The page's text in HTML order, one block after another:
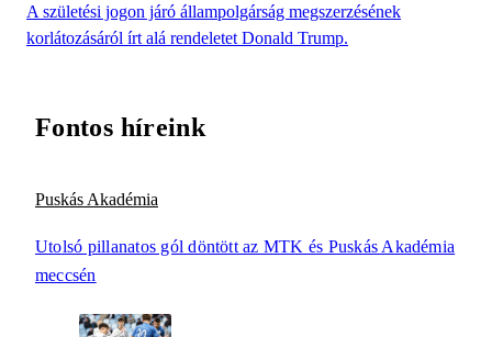
A születési jogon járó állampolgárság megszerzésének
korlátozásáról írt alá rendeletet Donald Trump.
Fontos híreink
Puskás Akadémia
Utolsó pillanatos gól döntött az MTK és Puskás Akadémia
meccsén